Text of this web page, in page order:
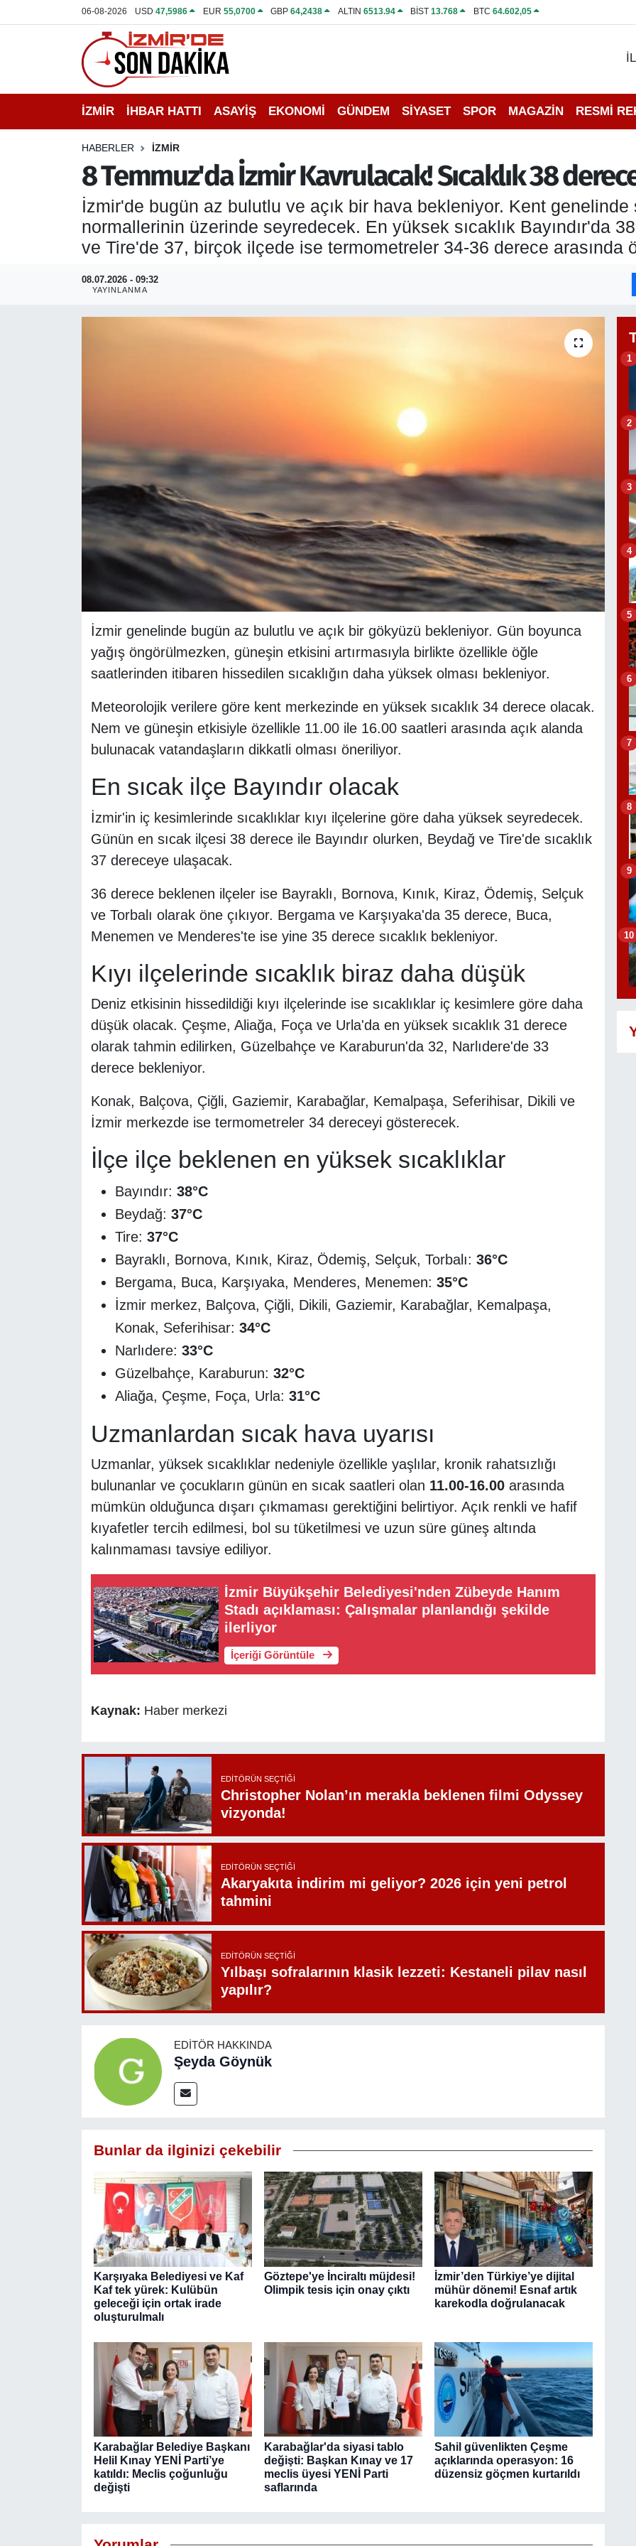
06-08-2026 USD47,5986 EUR 55,0700 GBP64,2438 ALTIN 6513.94 BİST13.768 BTC 64.602,05
İZMİR İHBAR HATTI ASAYİŞ EKONOMİ GÜNDEM SİYASET SPOR MAGAZİN RESMİ
HABERLER İZMİR
8 Temmuz'da İzmir Kavrulacak! Sıcaklık 38
İzmir'de bugün az bulutlu ve açık bir hava bekleniyor. Kent genelinde
normallerinin üzerinde seyredecek. En yüksek sıcaklık Bayındır'da
ve Tire'de 37, birçok ilçede ise termometreler 34-36 derece arasında
08.07.2026 - 09:32
YAYINLANMA
İzmir genelinde bugün az bulutlu ve açık bir gökyüzü bekleniyor. Gün boyunca
yağış öngörülmezken, güneşin etkisini artırmasıyla birlikte özellikle öğle
saatlerinden itibaren hissedilen sıcaklığın daha yüksek olması bekleniyor.
Meteorolojik verilere göre kent merkezinde en yüksek sıcaklık 34 derece olacak.
Nem ve güneşin etkisiyle özellikle 11.00 ile 16.00 saatleri arasında açık alanda
bulunacak vatandaşların dikkatli olması öneriliyor.
En sıcak ilçe Bayındır olacak
İzmir'in iç kesimlerinde sıcaklıklar kıyı ilçelerine göre daha yüksek seyredecek.
Günün en sıcak ilçesi 38 derece ile Bayındır olurken, Beydağ ve Tire'de sıcaklık
37 dereceye ulaşacak.
36 derece beklenen ilçeler ise Bayraklı, Bornova, Kınık, Kiraz, Ödemiş, Selçuk
ve Torbalı olarak öne çıkıyor. Bergama ve Karşıyaka'da 35 derece, Buca,
Menemen ve Menderes'te ise yine 35 derece sıcaklık bekleniyor.
Kıyı ilçelerinde sıcaklık biraz daha düşük
Deniz etkisinin hissedildiği kıyı ilçelerinde ise sıcaklıklar iç kesimlere göre daha
düşük olacak. Çeşme, Aliağa, Foça ve Urla'da en yüksek sıcaklık 31 derece
olarak tahmin edilirken, Güzelbahçe ve Karaburun'da 32, Narlıdere'de 33
derece bekleniyor.
Konak, Balçova, Çiğli, Gaziemir, Karabağlar, Kemalpaşa, Seferihisar, Dikili ve
İzmir merkezde ise termometreler 34 dereceyi gösterecek.
İlçe ilçe beklenen en yüksek sıcaklıklar
Bayındır: 38°C
Beydağ: 37°C
Tire: 37°C
Bayraklı, Bornova, Kınık, Kiraz, Ödemiş, Selçuk, Torbalı: 36°C
Bergama, Buca, Karşıyaka, Menderes, Menemen: 35°C
İzmir merkez, Balçova, Çiğli, Dikili, Gaziemir, Karabağlar, Kemalpaşa,
Konak, Seferihisar: 34°C
Narlıdere: 33°C
Güzelbahçe, Karaburun: 32°C
Aliağa, Çeşme, Foça, Urla: 31°C
Uzmanlardan sıcak hava uyarısı
Uzmanlar, yüksek sıcaklıklar nedeniyle özellikle yaşlılar, kronik rahatsızlığı
bulunanlar ve çocukların günün en sıcak saatleri olan 11.00-16.00arasında
mümkün olduğunca dışarı çıkmaması gerektiğini belirtiyor. Açık renkli ve hafif
kıyafetler tercih edilmesi, bol su tüketilmesi ve uzun süre güneş altında
kalınmaması tavsiye ediliyor.
İzmir Büyükşehir Belediyesi'nden Zübeyde Hanım
Stadı açıklaması: Çalışmalar planlandığı şekilde
ilerliyor
İçeriği Görüntüle
Kaynak: Haber merkezi
EDITÖRÜN SEÇTIĞI
Christopher Nolan’ın merakla beklenen filmi Odyssey
vizyonda!
EDITÖRÜN SEÇTIĞI
Akaryakıta indirim mi geliyor? 2026 için yeni petrol
tahmini
EDITÖRÜN SEÇTIĞI
Yılbaşı sofralarının klasik lezzeti: Kestaneli pilav nasıl
yapılır?
EDITÖR HAKKINDA
Şeyda Göynük
Bunlar da ilginizi çekebilir
Karşıyaka Belediyesi ve Kaf
Kaf tek yürek: Kulübün
geleceği için ortak irade
oluşturulmalı
Göztepe'ye İnciraltı müjdesi!
Olimpik tesis için onay çıktı
İzmir’den Türkiye’ye dijital
mühür dönemi! Esnaf artık
karekodla doğrulanacak
Karabağlar Belediye Başkanı
Helil Kınay YENİ Parti’ye
katıldı: Meclis çoğunluğu
değişti
Karabağlar'da siyasi tablo
değişti: Başkan Kınay ve 17
meclis üyesi YENİ Parti
saflarında
Sahil güvenlikten Çeşme
açıklarında operasyon: 16
düzensiz göçmen kurtarıldı
1
2
3
4
5
6
7
8
9
10
İHBAR HATTI
DEPREM
EKONOMİ
SİYASET
İzmir Nöbetçi Eczaneler
İzmir Hava Durumu
İzmir Namaz Vakitleri
İzmir Trafik Yoğunluk Haritası
Puan Durumu ve Fikstür
Tüm Manşetler